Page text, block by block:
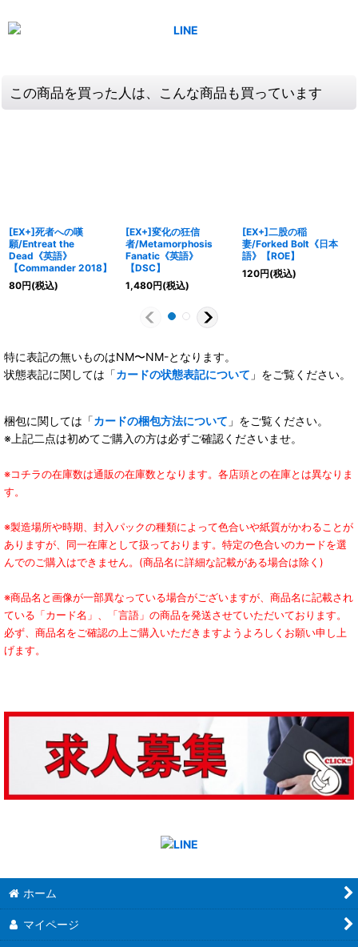
この商品を買った人は、こんな商品も買っています
[EX+]死者への嘆
願/Entreat the
Dead《英語》
【Commander 2018】
80円(税込)
[EX+]変化の狂信
者/Metamorphosis
Fanatic《英語》
【DSC】
1,480円(税込)
[EX+]二股の稲
妻/Forked Bolt《日本
語》【ROE】
120円(税込)
特に表記の無いものはNM〜NM-となります。
状態表記に関しては「カードの状態表記について 」をご覧ください。
梱包に関しては「カードの梱包方法について 」をご覧ください。
※上記二点は初めてご購入の方は必ずご確認くださいませ。
※コチラの在庫数は通販の在庫数となります。各店頭との在庫とは異なりま
す。
※製造場所や時期、封入パックの種類によって色合いや紙質がかわることが
ありますが、同一在庫として扱っております。特定の色合いのカードを選
んでのご購入はできません。(商品名に詳細な記載がある場合は除く)
※商品名と画像が一部異なっている場合がございますが、商品名に記載され
ている「カード名」、「言語」の商品を発送させていただいております。
必ず、商品名をご確認の上ご購入いただきますようよろしくお願い申し上
げます。
ホーム
マイページ